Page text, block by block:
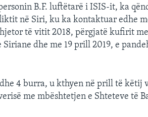
B.F. luftëtarë i ISIS-it, ka
në Siri, ku ka kontaktuar edhe
të vitit 2018, përgjatë kufirit
dhe me 19 prill 2019, e
4 burra, u kthyen në prill të këtij
me mbështetjen e Shteteve të